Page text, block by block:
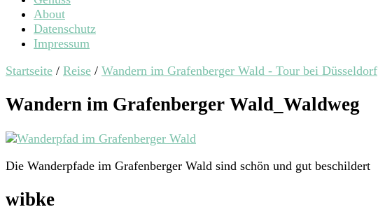
About
Datenschutz
Impressum
Startseite / Reise / Wandern im Grafenberger Wald - Tour bei Düsseldorf
Wandern im Grafenberger Wald_Waldweg
Die Wanderpfade im Grafenberger Wald sind schön und gut beschildert
wibke